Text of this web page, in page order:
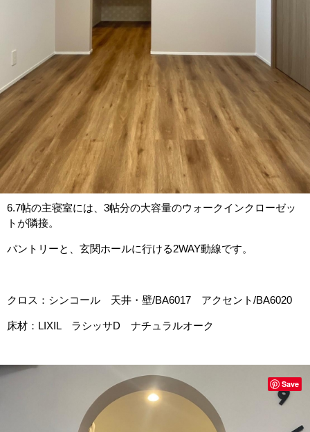
6.7帖の主寝室には、3帖分の大容量のウォークインクローゼッ
トが隣接。
パントリーと、玄関ホールに行ける2WAY動線です。
クロス：シンコール 天井・壁/BA6017 アクセント/BA6020
床材：LIXIL ラシッサD ナチュラルオーク
Save